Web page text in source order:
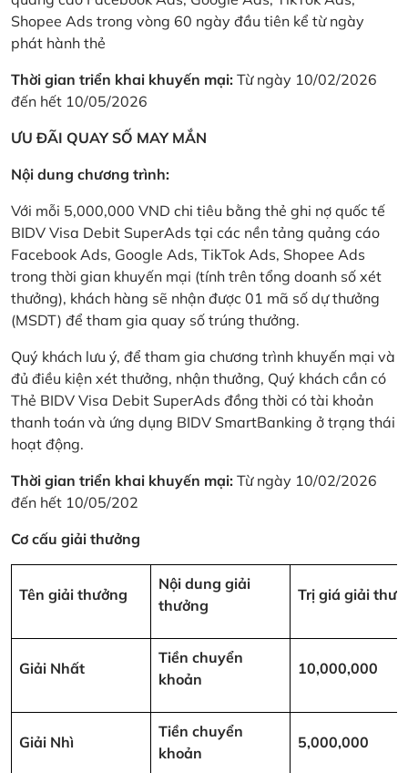
Shopee Ads trong vòng 60 ngày đầu tiên kể từ ngày
phát hành thẻ
Thời gian triển khai khuyến mại: Từ ngày 10/02/2026
đến hết 10/05/2026
ƯU ĐÃI QUAY SỐ MAY MẮN
Nội dung chương trình:
Với mỗi 5,000,000 VND chi tiêu bằng thẻ ghi nợ quốc tế
BIDV Visa Debit SuperAds tại các nền tảng quảng cáo
Facebook Ads, Google Ads, TikTok Ads, Shopee Ads
trong thời gian khuyến mại (tính trên tổng doanh số xét
thưởng), khách hàng sẽ nhận được 01 mã số dự thưởng
(MSDT) để tham gia quay số trúng thưởng.
Quý khách lưu ý, để tham gia chương trình khuyến mại và
đủ điều kiện xét thưởng, nhận thưởng, Quý khách cần có
Thẻ BIDV Visa Debit SuperAds đồng thời có tài khoản
thanh toán và ứng dụng BIDV SmartBanking ở trạng thái
hoạt động.
Thời gian triển khai khuyến mại: Từ ngày 10/02/2026
đến hết 10/05/202
Cơ cấu giải thưởng
Tên giải thưởng
Nội dung giải
thưởng
Trị giá giải
Giải Nhất
Tiền chuyển
khoản
10,000,000
Giải Nhì
Tiền chuyển
khoản
5,000,000